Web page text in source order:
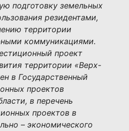
подготовку земельных
резидентами,
территории
коммуникациями.
проект
территории «Верх-
в Государственный
проектов
в перечень
проектов в
– экономического